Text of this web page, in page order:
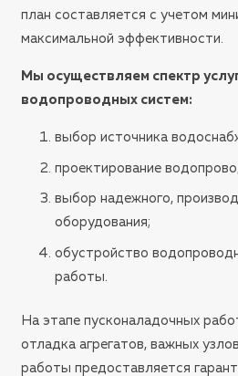
план составляется с учетом
максимальной эффективности.
Мы осуществляем спектр
водопроводных систем:
выбор источника
проектирование
выбор надежного,
оборудования;
обустройство
работы.
На этапе пусконаладочных
отладка агрегатов, важных
работы предоставляется